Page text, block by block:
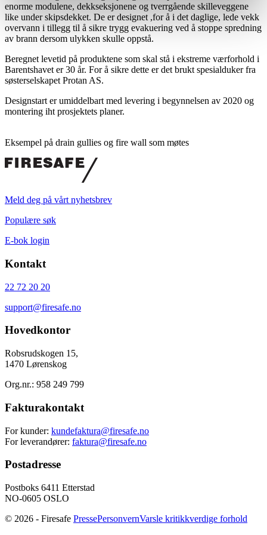
enorme modulene, dekkseksjonene og tverrgående skilleveggene
like under skipsdekket. De er designet ,for å i det daglige, lede vekk
overvann i tillegg til å sikre trygg evakuering ved å stoppe spredning
av brann dersom ulykken skulle oppstå.
Beregnet levetid på produktene som skal stå i ekstreme værforhold i
Barentshavet er 30 år. For å sikre dette er det brukt spesialduker fra
søsterselskapet Protan AS.
Designstart er umiddelbart med levering i begynnelsen av 2020 og
montering iht prosjektets planer.
Eksempel på drain gullies og fire wall som møtes
Meld deg på vårt nyhetsbrev
Populære søk
E-bok login
Kontakt
22 72 20 20
support@firesafe.no
Hovedkontor
Robsrudskogen 15,
1470 Lørenskog
Org.nr.: 958 249 799
Fakturakontakt
For kunder: kundefaktura@firesafe.no
For leverandører: faktura@firesafe.no
Postadresse
Postboks 6411 Etterstad
NO-0605 OSLO
© 2026 - Firesafe PressePersonvernVarsle kritikkverdige forhold